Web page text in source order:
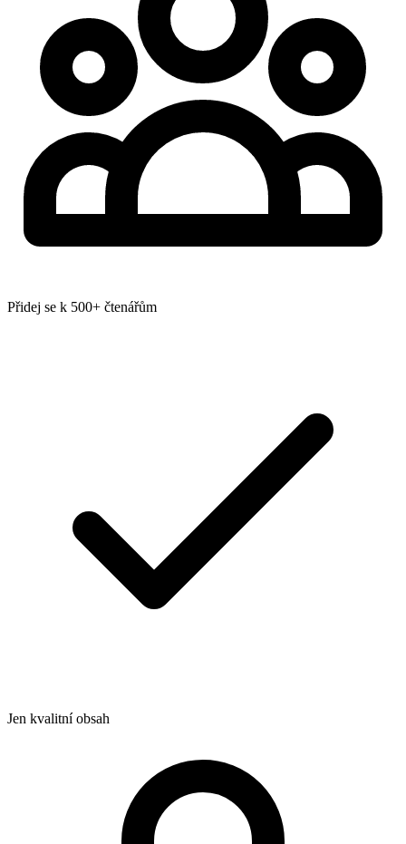
Přidej se k 500+ čtenářům
Jen kvalitní obsah